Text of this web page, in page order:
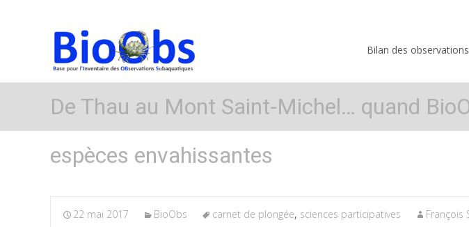
Bilan des observations
De Thau au Mont Saint-Michel… quand
espèces envahissantes
22 mai 2017 BioObs carnet de plongée, sciences participatives François